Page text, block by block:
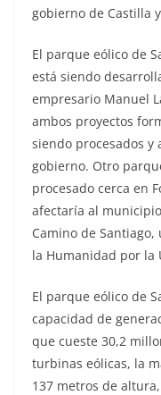
gobierno de Castilla
El parque eólico de
está siendo
empresario Manuel
ambos proyectos
siendo procesados y
gobierno. Otro
procesado cerca en
afectaría al
Camino de
la Humanidad por la
El parque eólico de
capacidad de
que cueste 30,2
turbinas eólicas, la
137 metros de